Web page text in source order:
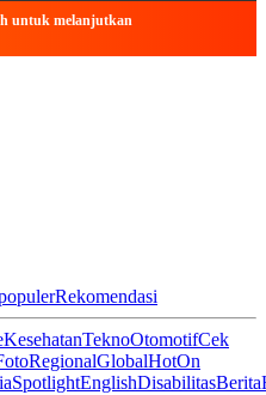
untuk melanjutkan
Rekomendasi
KesehatanTeknoOtomotifCek
RegionalGlobalHotOn
SpotlightEnglishDisabilitasBerita